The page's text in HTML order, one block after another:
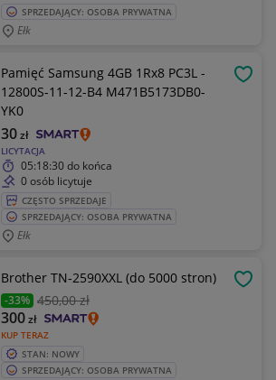
SPRZEDAJĄCY: OSOBA PRYWATNA
Ełk
Pamięć Samsung 4GB 1Rx8 PC3L -
12800S-11-12-B4 M471B5173DB0-
YK0
LICYTACJA
30zł
05:18:30do końca
0 osób licytuje
CZĘSTO SPRZEDAJE
SPRZEDAJĄCY: OSOBA PRYWATNA
Ełk
Brother TN-2590XXL (do 5000 stron)
-33% 450,00 zł
KUP TERAZ
300zł
STAN: NOWY
SPRZEDAJĄCY: OSOBA PRYWATNA